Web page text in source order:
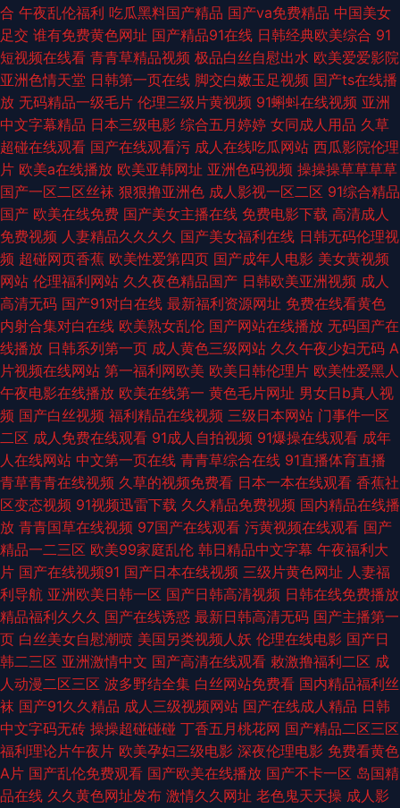
人人搞 一本在线不卡中文字幕 你情我爱人人妻人人操 91超碰人人操 深夜福
利影院 欧美操去干网 精品传媒首页 成人欧美高清 91黄色逼 天天撸夜夜骑 国
产第3页 一级特级精品网站 日韩精品色哟哟 麻豆精品在线 国产尤物福利在
线 www99视频 91大香蕉 麻豆AV电影在线播放免费观看 丝袜国产强奸精品
久久久一区 精品久久黑料 91传媒comcn91在线观看 无码专区一午夜电影视
日本国产 91豆花短视频全免费 超碰91狠狠干人妻 91视视频 影音av女人妻噜
噜 极品吃瓜福利 在线观看伦理 男人的天堂Av网 九九日韩无码 国产浮力 97
超碰熟女久久人人 91看片视频导航 天天肏屄电影 精品国产九九九 69AV超碰
在线 少妇浽片 欧美日韩国产在线偷 久久艹网 黄色仓库www 国产性xxx 成人
自慰网站 91网页破解最新版 赵安虑 色色六月天 亚洲成人av片天堂网 无码秘
人妻一区二区 天堂成人jdjd 日本不卡在线视频一区 青青草免费在线视频 女
人的天堂网 精品性生活 国产九色精品成人 白洁麻豆 91内射自慰 深夜激情福
利网 久草国产视频 mh6715cn 香蕉黄色片 日韩伦理免费看 女优网站在线观
看 九七资源网 国产一区2区在线观看 成人网战 91网战免费观看 中文字幕第
39页 人人色人人肏屄婷婷五月肏屄 老湿机永久福利 美日韩一区二区成人 久
草免费在线色站 国产色在线 变态AV 91破解软件 性一交一乱一A片久久99蜜
桃 女人人人操 www91色 亚洲天堂久久婷 丝袜性爱 欧美综合伊人成人精品
蜜桃久草 精品久久96 国产盗摄精品一二三区 国产欧美日韩91 国产成人二区
合 午夜乱伦福利 吃瓜黑料国产精品 国产va免费精品 中国美女
足交 谁有免费黄色网址 国产精品91在线 日韩经典欧美综合 91
短视频在线看 青青草精品视频 极品白丝自慰出水 欧美爱爱影院
亚洲色情天堂 日韩第一页在线 脚交白嫩玉足视频 国产ts在线播
放 无码精品一级毛片 伦理三级片黄视频 91蝌蚪在线视频 亚洲
中文字幕精品 日本三级电影 综合五月婷婷 女同成人用品 久草
超碰在线观看 国产在线观看污 成人在线吃瓜网站 西瓜影院伦理
片 欧美a在线播放 欧美亚韩网址 亚洲色码视频 操操操草草草草
国产一区二区丝袜 狠狠撸亚洲色 成人影视一区二区 91综合精品
国产 欧美在线免费 国产美女主播在线 免费电影下载 高清成人
免费视频 人妻精品久久久久 国产美女福利在线 日韩无码伦理视
频 超碰网页香蕉 欧美性爱第四页 国产成年人电影 美女黄视频
网站 伦理福利网站 久久夜色精品国产 日韩欧美亚洲视频 成人
高清无码 国产91对白在线 最新福利资源网址 免费在线看黄色
内射合集对白在线 欧美熟女乱伦 国产网站在线播放 无码国产在
线播放 日韩系列第一页 成人黄色三级网站 久久午夜少妇无码 A
片视频在线网站 第一福利网欧美 欧美日韩伦理片 欧美性爱黑人
午夜电影在线播放 欧美在线第一 黄色毛片网址 男女日b真人视
频 国产白丝视频 福利精品在线视频 三级日本网站 门事件一区
二区 成人免费在线观看 91成人自拍视频 91爆操在线观看 成年
人在线网站 中文第一页在线 青青草综合在线 91直播体育直播
青草青青在线视频 久草的视频免费看 日本一本在线观看 香蕉社
区变态视频 91视频迅雷下载 久久精品免费视频 国内精品在线播
放 青青国草在线视频 97国产在线观看 污黄视频在线观看 国产
精品一二三区 欧美99家庭乱伦 韩日精品中文字幕 午夜福利大
片 国产在线视频91 国产日本在线视频 三级片黄色网址 人妻福
利导航 亚洲欧美日韩一区 国产日韩高清视频 日韩在线免费播放
精品福利久久久 国产在线诱惑 最新日韩高清无码 国产主播第一
页 白丝美女自慰潮喷 美国另类视频人妖 伦理在线电影 国产日
韩二三区 亚洲激情中文 国产高清在线观看 敕激撸福利二区 成
人动漫二区三区 波多野结全集 白丝网站免费看 国内精品福利丝
袜 国产91久久精品 成人三级视频网站 国产在线成人精品 日韩
中文字码无砖 操操超碰碰碰 丁香五月桃花网 国产精品二区三区
福利理论片午夜片 欧美孕妇三级电影 深夜伦理电影 免费看黄色
A片 国产乱伦免费观看 国产欧美在线播放 国产不卡一区 岛国精
品在线 久久黄色网址发布 激情久久网址 老色鬼天天操 成人影